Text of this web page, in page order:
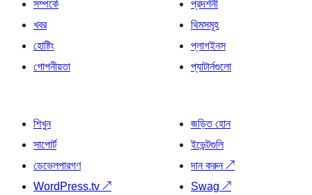
সম্পর্কে
খবর
হোষ্টিং
গোপনীয়তা
প্রদর্শনী
থিমসমূহ
প্লাগইনস
প্যাটার্নগুলো
শিখুন
সাপোর্ট
ডেভেলপারগণ
WordPress.tv ↗
জড়িত হোন
ইভেন্টগুলি
দান করুন↗
Swag ↗